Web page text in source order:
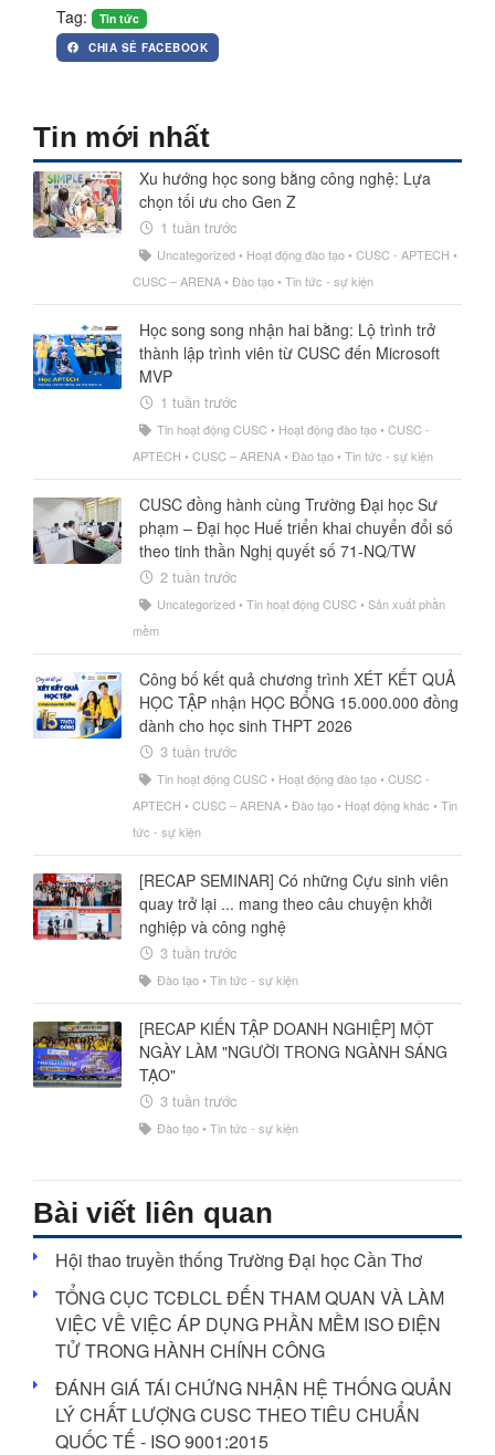
Hệ thống thông tin giải quyết TTHC
Phần mềm ISO Điện tử (CUSC-ISOO)
Phần mềm Quản lý sáng kiến (CUSC-IES)
Quản lý đề tài dự án (CUSC-STM)
Hệ thống Quản trị đại học (CUSC-UIIS)
Quản lý nhân sự tiền lương (CUSC-HRM)
Quản lý kho hàng (CUSC-VSM)
Dịch vụ thiết kế Website (CUSC-eBIZ)
Lập trình viên Quốc tế – Aptech
An toàn an ninh thông tin (Hacker mũ trắng)
Thiết kế Web và lập trình Front-end
Lập trình Back-end với PHP & MySQL
Kiểm thử phần mềm chuyên nghiệp
Flutter
Thiết kế đồ họa cho quảng cáo
Nhiếp ảnh số và xử lý ảnh hậu kỳ
Đào tạo tin học trẻ - STEAM
Các khóa tập huấn Quản trị mạng, An toàn và
an ninh thông tin
Các khóa tập huấn Công nghệ thông tin về
Chuyển đổi số
Các khóa tập huấn CNTT, đổi mới phương
pháp dạy và học
Giải thưởng
Thông tin chung
Chức năng và nhiệm vụ
Sứ mệnh - Tầm nhìn
Tổ chức và Nhân sự
Giải thưởng
Tag: Tin tức
CHIA SẺ FACEBOOK
Tin mới nhất
Xu hướng học song bằng công nghệ: Lựa
chọn tối ưu cho Gen Z
1 tuần trước
Uncategorized• Hoạt động đào tạo• CUSC - APTECH •
CUSC – ARENA• Đào tạo• Tin tức - sự kiện
Học song song nhận hai bằng: Lộ trình trở
thành lập trình viên từ CUSC đến Microsoft
MVP
1 tuần trước
Tin hoạt động CUSC• Hoạt động đào tạo• CUSC -
APTECH • CUSC – ARENA• Đào tạo• Tin tức - sự kiện
CUSC đồng hành cùng Trường Đại học Sư
phạm – Đại học Huế triển khai chuyển đổi số
theo tinh thần Nghị quyết số 71-NQ/TW
2 tuần trước
Uncategorized• Tin hoạt động CUSC• Sản xuất phần
mềm
Công bố kết quả chương trình XÉT KẾT QUẢ
HỌC TẬP nhận HỌC BỔNG 15.000.000 đồng
dành cho học sinh THPT 2026
3 tuần trước
Tin hoạt động CUSC• Hoạt động đào tạo• CUSC -
APTECH • CUSC – ARENA• Đào tạo• Hoạt động khác • Tin
tức - sự kiện
[RECAP SEMINAR] Có những Cựu sinh viên
quay trở lại ... mang theo câu chuyện khởi
nghiệp và công nghệ
3 tuần trước
Đào tạo• Tin tức - sự kiện
[RECAP KIẾN TẬP DOANH NGHIỆP] MỘT
NGÀY LÀM "NGƯỜI TRONG NGÀNH SÁNG
TẠO"
3 tuần trước
Đào tạo• Tin tức - sự kiện
Bài viết liên quan
Hội thao truyền thống Trường Đại học Cần Thơ
TỔNG CỤC TCĐLCL ĐẾN THAM QUAN VÀ LÀM
VIỆC VỀ VIỆC ÁP DỤNG PHẦN MỀM ISO ĐIỆN
TỬ TRONG HÀNH CHÍNH CÔNG
ĐÁNH GIÁ TÁI CHỨNG NHẬN HỆ THỐNG QUẢN
LÝ CHẤT LƯỢNG CUSC THEO TIÊU CHUẨN
QUỐC TẾ - ISO 9001:2015